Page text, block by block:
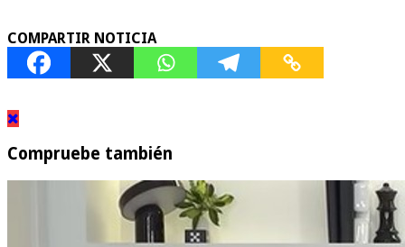
COMPARTIR NOTICIA
Compruebe también